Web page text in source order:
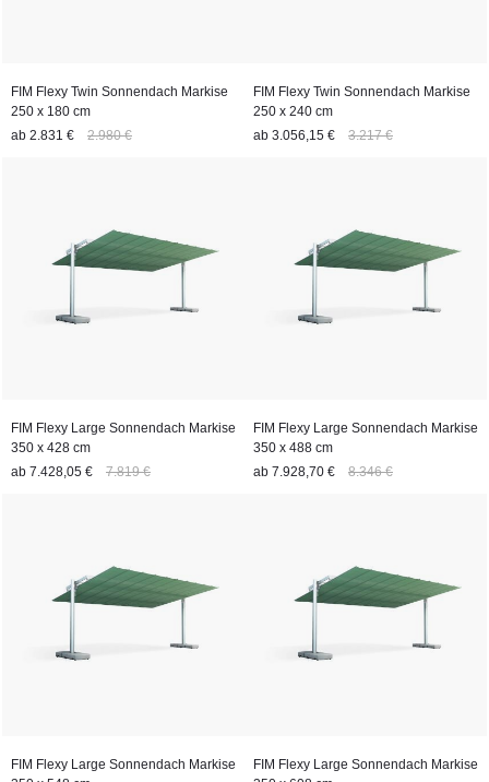
FIM Flexy Twin Sonnendach Markise
250 x 180 cm
ab 2.831 € 2.980 €
FIM Flexy Twin Sonnendach Markise
250 x 240 cm
ab 3.056,15 € 3.217 €
FIM Flexy Large Sonnendach Markise
350 x 428 cm
ab 7.428,05 € 7.819 €
FIM Flexy Large Sonnendach Markise
350 x 488 cm
ab 7.928,70 € 8.346 €
FIM Flexy Large Sonnendach Markise
FIM Flexy Large Sonnendach Markise